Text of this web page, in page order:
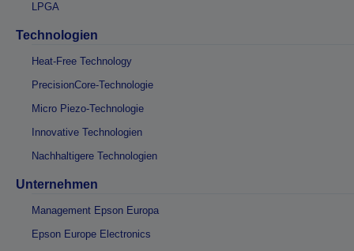
LPGA
Technologien
Heat-Free Technology
PrecisionCore-Technologie
Micro Piezo-Technologie
Innovative Technologien
Nachhaltigere Technologien
Unternehmen
Management Epson Europa
Epson Europe Electronics